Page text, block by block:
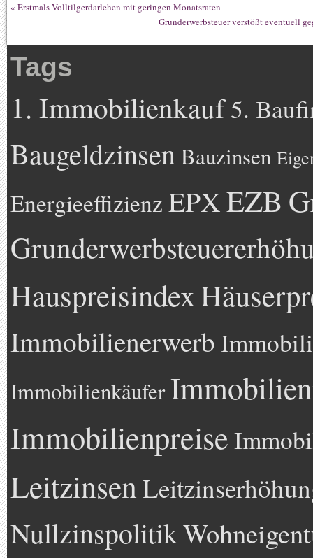
« Erstmals Volltilgerdarlehen mit geringen Monatsraten
Grunderwerbsteuer verstößt eventuell
Tags
1. Immobilienkauf5.
BaugeldzinsenBauzinsen
Energieeffizienz EPXEZB
Hauspreisindex
Immobilienerwerb
Immobilienkäufer
Immobilienpreise
Leitzinsen
Nullzinspolitik